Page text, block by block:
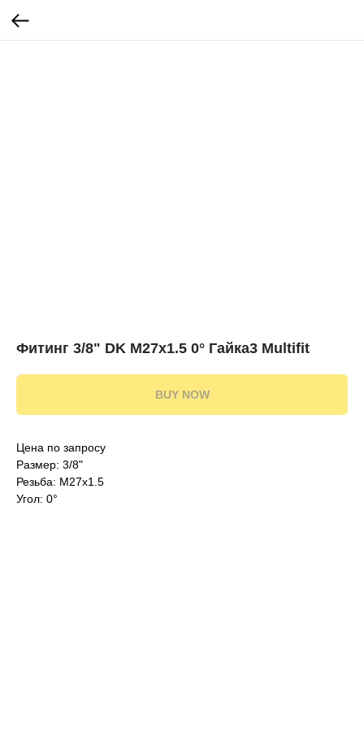
Фитинг 3/8" DK M27x1.5 0° Гайка3 Multifit
BUY NOW
Цена по запросу
Размер: 3/8"
Резьба: M27x1.5
Угол: 0°